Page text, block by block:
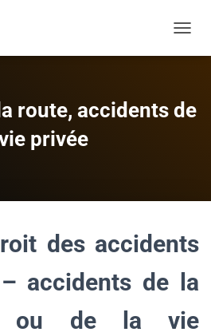
route, accidents de
privée
des accidents
accidents de la
ou de la vie